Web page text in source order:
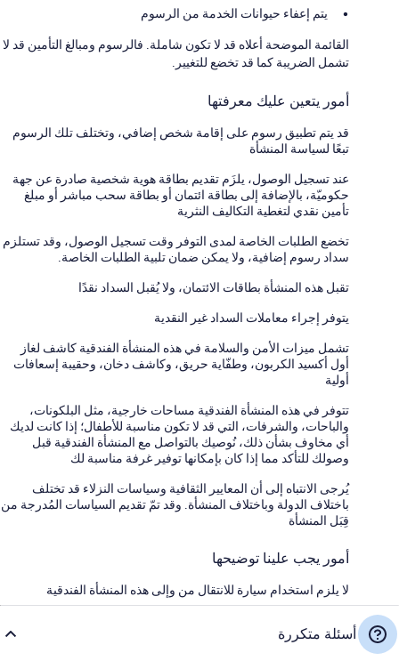
يتم إعفاء حيوانات الخدمة من الرسوم
القائمة الموضحة أعلاه قد لا تكون شاملة. فالرسوم ومبالغ التأمين قد لا
تشمل الضريبة كما قد تخضع للتغيير.
أمور يتعين عليك معرفتها
قد يتم تطبيق رسوم على إقامة شخص إضافي، وتختلف تلك الرسوم
تبعًا لسياسة المنشأة
عند تسجيل الوصول، يلزَم تقديم بطاقة هوية شخصية صادرة عن جهة
حكوميّة، بالإضافة إلى بطاقة ائتمان أو بطاقة سحب مباشر أو مبلغ
تأمين نقدي لتغطية التكاليف النثرية
تخضع الطلبات الخاصة لمدى التوفر وقت تسجيل الوصول، وقد تستلزم
سداد رسوم إضافية، ولا يمكن ضمان تلبية الطلبات الخاصة.
تقبل هذه المنشأة بطاقات الائتمان، ولا يُقبل السداد نقدًا
يتوفر إجراء معاملات السداد غير النقدية
تشمل ميزات الأمن والسلامة في هذه المنشأة الفندقية كاشف لغاز
أول أكسيد الكربون، وطفّاية حريق، وكاشف دخان، وحقيبة إسعافات
أولية
تتوفر في هذه المنشأة الفندقية مساحات خارجية، مثل البلكونات،
والباحات، والشرفات، التي قد لا تكون مناسبة للأطفال؛ إذا كانت لديك
أي مخاوف بشأن ذلك، نُوصيك بالتواصل مع المنشأة الفندقية قبل
وصولك للتأكد مما إذا كان بإمكانها توفير غرفة مناسبة لك
يُرجى الانتباه إلى أن المعايير الثقافية وسياسات النزلاء قد تختلف
باختلاف الدولة وباختلاف المنشأة. وقد تمّ تقديم السياسات المُدرجة من
قِبَل المنشأة
أمور يجب علينا توضيحها
لا يلزم استخدام سيارة للانتقال من وإلى هذه المنشأة الفندقية
أسئلة متكررة